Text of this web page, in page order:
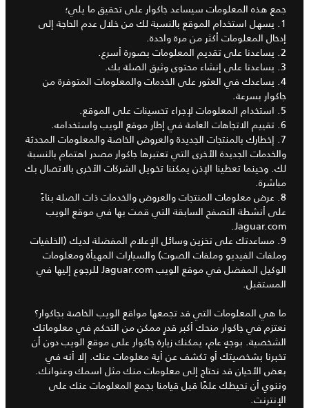
جمع هذه المعلومات سيساعد جاكوار على تحقيق ما يلي؛
1. يسهل استخدام الموقع بالنسبة لك من خلال عدم الحاجة إلى
إدخال المعلومات أكثر من مرة واحدة.
2. يساعدنا على تقديم المعلومات بصورة أسرع.
3. يساعدنا على إنشاء محتوى وثيق الصلة بك.
4. يساعدك في العثور على الخدمات والمعلومات المتوفرة من
جاكوار بسرعة.
5. استخدام المعلومات لإجراء تحسينات على الموقع.
6. تقييم الاتجاهات العامة في إطار موقع الويب واستخدامه.
7. إخطارك بالمنتجات الجديدة والعروض الخاصة والمعلومات المحدثة
والخدمات الجديدة الأخرى التي تعتبرها جاكوار مصدر اهتمام بالنسبة
لك. وحينما تعطينا الإذن يمكننا تخويل الشركات الأخرى بالاتصال بك
مباشرة.
8. عرض معلومات المنتجات والعروض والخدمات ذات الصلة بناءً
على أنشطة التصفح السابقة التي قمت بها في موقع الويب
Jaguar.com.
9. مساعدتك على تخزين وسائل الإعلام المفضلة لديك (الخلفيات
وملفات الفيديو وملفات الصوت) والسيارات المهيأة ومعلومات
الوكيل المفضل في موقع الويب Jaguar.com للرجوع إليها في
المستقبل.
ما هي المعلومات التي قد تجمعها مواقع الويب الخاصة بجاكوار؟
نعتزم في جاكوار منحك أكبر قدرٍ ممكن من التحكم في معلوماتك
الشخصية. بوجهٍ عام، يمكنك زيارة جاكوار على موقع الويب دون أن
تخبرنا بشخصيتك أو تكشف عن أية معلومات عنك. إلا أنه في
بعض الأحيان قد نحتاج إلى معلومات منك مثل اسمك وعنوانك.
وننوي أن نحيطك علمًا قبل قيامنا بجمع المعلومات عنك على
الإنترنت.